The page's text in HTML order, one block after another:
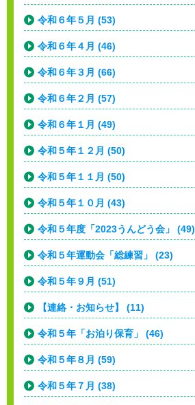
令和６年５月 (53)
令和６年４月 (46)
令和６年３月 (66)
令和６年２月 (57)
令和６年１月 (49)
令和５年１２月 (50)
令和５年１１月 (50)
令和５年１０月 (43)
令和５年度「2023うんどう会」 (49)
令和５年運動会「総練習」 (23)
令和５年９月 (51)
【連絡・お知らせ】 (11)
令和５年「お泊り保育」 (46)
令和５年８月 (59)
令和５年７月 (38)